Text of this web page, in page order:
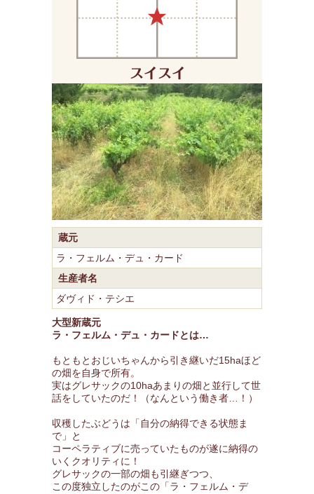
蔵元
ラ・フェルム・デュ・カード
生産者名
ダヴィド・テシエ
大型新蔵元
ラ・フェルム・デュ・カードとは…
もともとおじいちゃんから引き継いだ15haほど
の畑を自身で所有。
実はグレサックの10haあまりの畑と並行して世
話をしていたのだ！（なんという働き者…！）
収穫したぶどうは「自分の納得できる状態ま
で」と
コーペラティブに売っていたものが遂に納得の
いくクオリティに！
グレサックの一部の畑も引継ぎつつ、
この度独立したのがこの「ラ・フェルム・デ